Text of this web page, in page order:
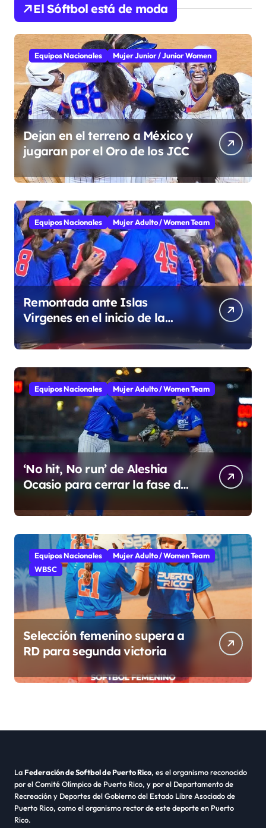
El Sóftbol está de moda
Equipos Nacionales Mujer Junior / Junior Women
Dejan en el terreno a México y
jugaran por el Oro de los JCC
Equipos Nacionales Mujer Adulto / Women Team
Remontada ante Islas
Virgenes en el inicio de la
Super Ronda
Equipos Nacionales Mujer Adulto / Women Team
‘No hit, No run’ de Aleshia
Ocasio para cerrar la fase de
Equipos Nacionales
Mujer Adulto / Women Team
WBSC
Selección femenino supera a
RD para segunda victoria
LaFederación de Softbol de Puerto Rico, es el organismo reconocido
por el Comité Olímpico de Puerto Rico, y por el Departamento de
Recreación y Deportes del Gobierno del Estado Libre Asociado de
Puerto Rico, como el organismo rector de este deporte en Puerto
Rico.